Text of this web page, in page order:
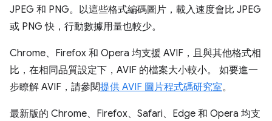
JPEG 和 PNG。以這些格式編碼圖片，載入速度會比 JPEG
或 PNG 快，行動數據用量也較少。
Chrome、Firefox 和 Opera 均支援 AVIF，且與其他格式相
比，在相同品質設定下，AVIF 的檔案大小較小。 如要進一
步瞭解 AVIF，請參閱提供 AVIF 圖片程式碼研究室。
最新版的 Chrome、Firefox、Safari、Edge 和 Opera 均支